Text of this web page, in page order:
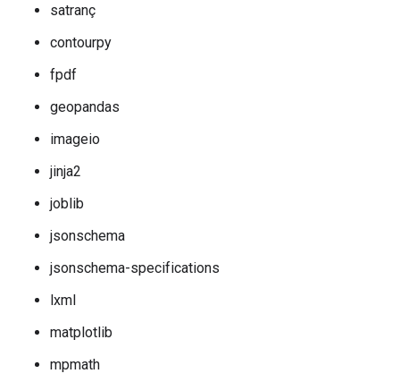
satranç
contourpy
fpdf
geopandas
imageio
jinja2
joblib
jsonschema
jsonschema-specifications
lxml
matplotlib
mpmath